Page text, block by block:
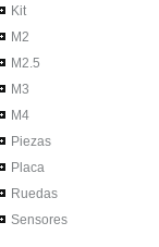
Kit
M2
M2.5
M3
M4
Piezas
Placa
Ruedas
Sensores